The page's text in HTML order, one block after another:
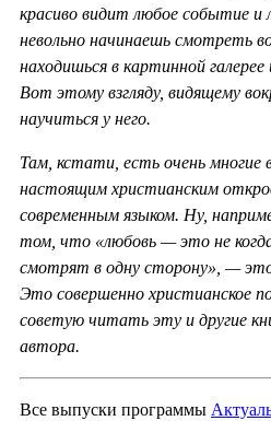
красиво видит любое событие и
невольно начинаешь смотреть
находишься в картинной
Вот этому взгляду, видящему
научиться у него.
Там, кстати, есть очень многие
настоящим христианским
современным языком. Ну,
том, что «любовь — это не
смотрят в одну сторону», — это
Это совершенно христианское
советую читать эту и другие
автора.
Все выпуски программы